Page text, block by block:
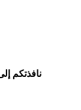
نافذتكم